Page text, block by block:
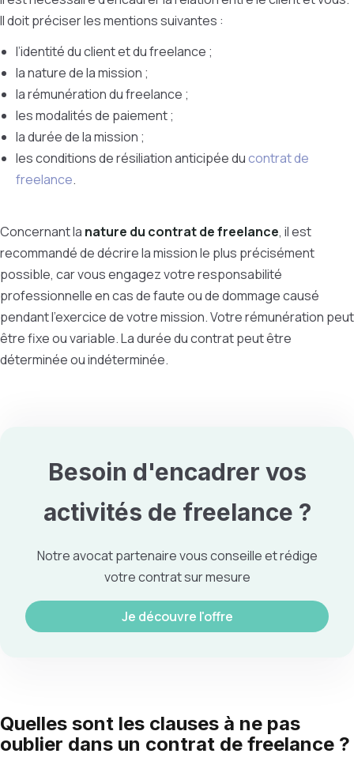
Il doit préciser les mentions suivantes :
l’identité du client et du freelance ;
la nature de la mission ;
la rémunération du freelance ;
les modalités de paiement ;
la durée de la mission ;
les conditions de résiliation anticipée ducontrat de
freelance.
Concernant la nature du contrat de freelance, il est
recommandé de décrire la mission le plus précisément
possible, car vous engagez votre responsabilité
professionnelle en cas de faute ou de dommage causé
pendant l’exercice de votre mission. Votre rémunération peut
être fixe ou variable. La durée du contrat peut être
déterminée ou indéterminée.
Besoin d'encadrer vos
activités de freelance ?
Notre avocat partenaire vous conseille et rédige
votre contrat sur mesure
Je découvre l'offre
Quelles sont les clauses à ne pas
oublier dans un contrat de freelance ?